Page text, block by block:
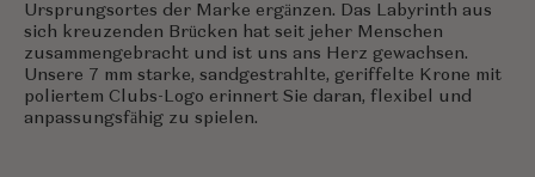
Ursprungsortes der Marke ergänzen. Das Labyrinth aus
sich kreuzenden Brücken hat seit jeher Menschen
zusammengebracht und ist uns ans Herz gewachsen.
Unsere 7 mm starke, sandgestrahlte, geriffelte Krone mit
poliertem Clubs-Logo erinnert Sie daran, flexibel und
anpassungsfähig zu spielen.